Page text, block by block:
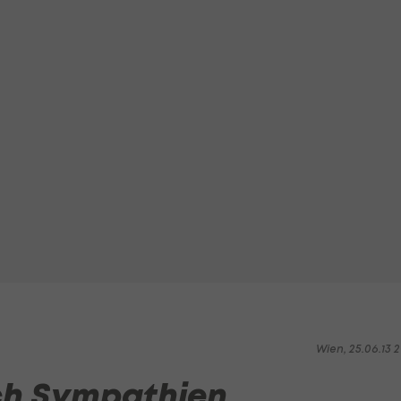
Wien, 25.06.13